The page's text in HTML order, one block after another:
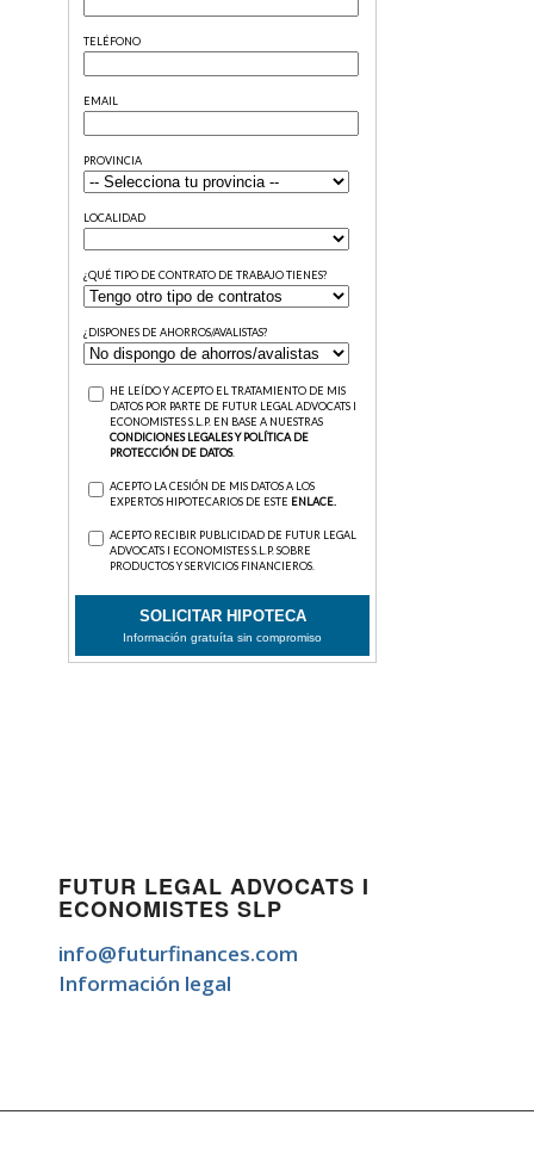
FUTUR LEGAL ADVOCATS I
ECONOMISTES SLP
info@futurfinances.com
Información legal